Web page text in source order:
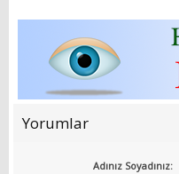
Yorumlar
Adınız Soyadınız: